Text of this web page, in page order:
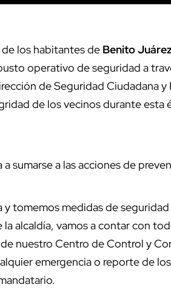
los habitantes de Benito
operativo de seguridad a
de Seguridad Ciudadana y
de los vecinos durante esta
sumarse a las acciones de
tomemos medidas de
alcaldía, vamos a contar con
nuestro Centro de Control y
emergencia o reporte de